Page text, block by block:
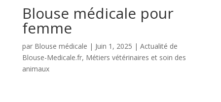
Blouse médicale pour
femme
par Blouse médicale | Juin 1, 2025 | Actualité de
Blouse-Medicale.fr, Métiers vétérinaires et soin des
animaux